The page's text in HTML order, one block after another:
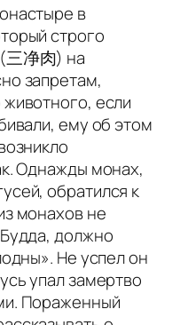
в
строго
三净肉) на
запретам,
если
ему об этом
Однажды монах,
обратился к
монахов не
должно
Не успел он
упал замертво
Пораженный